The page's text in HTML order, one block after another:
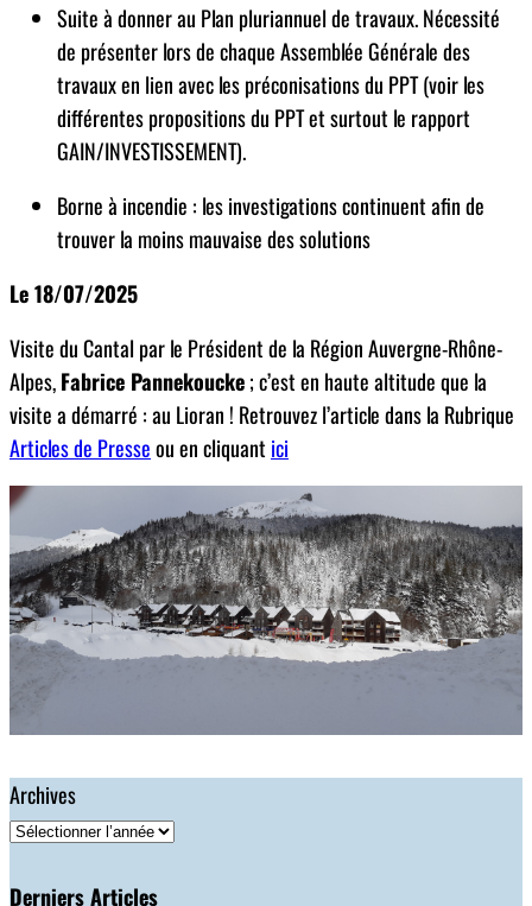
Suite à donner au Plan pluriannuel de travaux. Nécessité
de présenter lors de chaque Assemblée Générale des
travaux en lien avec les préconisations du PPT (voir les
différentes propositions du PPT et surtout le rapport
GAIN/INVESTISSEMENT).
Borne à incendie : les investigations continuent afin de
trouver la moins mauvaise des solutions
Le 18/07/2025
Visite du Cantal par le Président de la Région Auvergne-Rhône-
Alpes,Fabrice Pannekoucke; c’est en haute altitude que la
visite a démarré : au Lioran ! Retrouvez l’article dans la Rubrique
Articles de Presseou en cliquant ici
Archives
Derniers Articles